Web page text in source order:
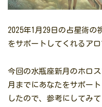
2025年1月29日の占星術の
をサポートしてくれるア
今回の水瓶座新月のホロ
月までにあなたをサポー
したので、参考にしてみ